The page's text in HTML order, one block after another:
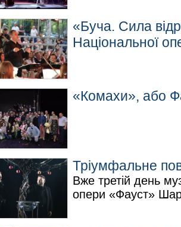
«Буча. Сила
Національної
«Комахи», або
Тріумфальне
Вже третій день
опери «Фауст»